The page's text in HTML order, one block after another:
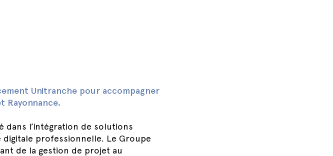
Unitranche pour accompagner
Rayonnance.
dans l’intégration de solutions
professionnelle. Le Groupe
de la gestion de projet au